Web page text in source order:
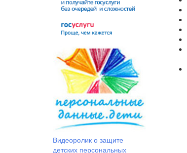
Видеоролик о защите
детских персональных